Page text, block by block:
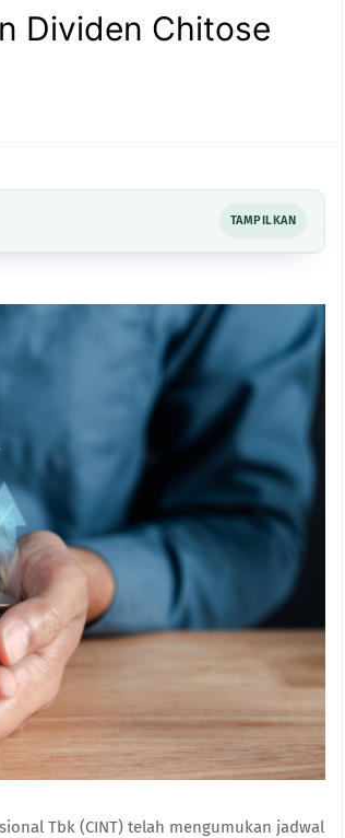
Dividen Chitose
TAMPILKAN
Tbk (CINT) telah mengumukan jadwal